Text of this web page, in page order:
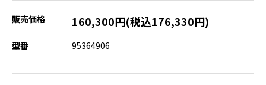
販売価格 160,300円(税込176,330円)
型番 95364906